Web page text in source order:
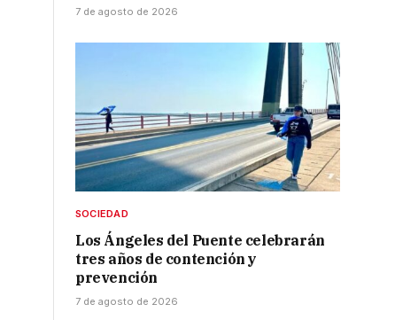
7 de agosto de 2026
SOCIEDAD
Los Ángeles del Puente celebrarán
tres años de contención y
prevención
7 de agosto de 2026